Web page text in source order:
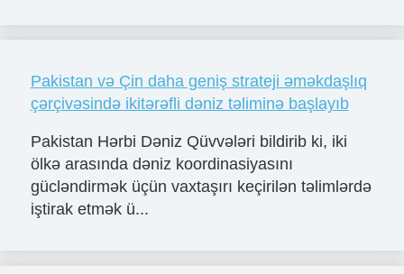
Pakistan və Çin daha geniş strateji əməkdaşlıq
çərçivəsində ikitərəfli dəniz təliminə başlayıb
Pakistan Hərbi Dəniz Qüvvələri bildirib ki, iki
ölkə arasında dəniz koordinasiyasını
gücləndirmək üçün vaxtaşırı keçirilən təlimlərdə
iştirak etmək ü...